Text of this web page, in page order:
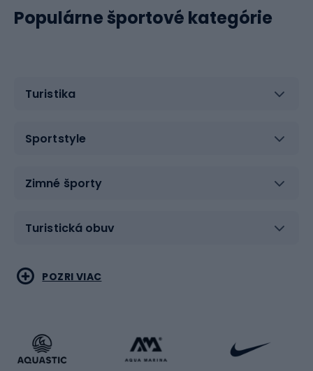
Populárne športové kategórie
Turistika
Sportstyle
Zimné športy
Turistická obuv
Vodné športy
Beh
Bojové umenia
Raketové športy
POZRI VIAC